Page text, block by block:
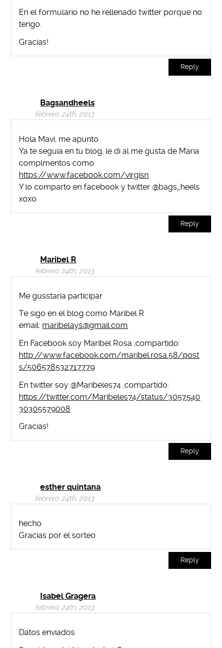
En el formulario no he rellenado twitter porque no
tengo.
Gracias!
Reply
Bagsandheels
febrero 24th, 2013
Hola Mavi, me apunto
Ya te seguia en tu blog, le di al me gusta de Maria
complmentos como
https://www.facebook.com/virgisn
Y lo comparto en facebook y twitter @bags_heels
xoxo
Reply
Maribel R
febrero 24th, 2013
Me gusstaria participar
Te sigo en el blog como Maribel R
email: maribelays@gmail.com
En Facebook soy Maribel Rosa ,compartido:
http://www.facebook.com/maribel.rosa.58/post
s/506578532717779
En twitter soy @Maribeles74 ,compartido:
https://twitter.com/Maribeles74/status/3057540
30305579008
Gracias!
Reply
esther quintana
febrero 24th, 2013
hecho
Gracias por el sorteo
Reply
Isabel Gragera
febrero 24th, 2013
Datos enviados